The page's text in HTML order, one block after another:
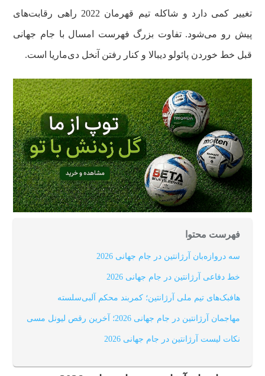
تغییر کمی دارد و شاکله تیم قهرمان 2022 راهی رقابت‌های
پیش رو می‌شود. تفاوت بزرگ فهرست امسال با جام جهانی
قبل خط خوردن پائولو دیبالا و کنار رفتن آنخل دی‌ماریا است.
فهرست محتوا
سه دروازه‌بان آرژانتین در جام جهانی 2026
خط دفاعی آرژانتین در جام جهانی 2026
هافبک‌های تیم ملی آرژانتین؛ کمربند محکم آلبی‌سلسته
مهاجمان آرژانتین در جام جهانی 2026؛ آخرین رقص لیونل مسی
نکات لیست آرژانتین در جام جهانی 2026